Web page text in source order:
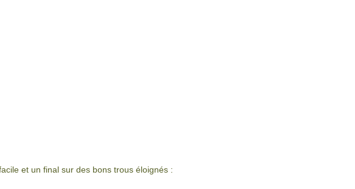
et un final sur des bons trous éloignés :